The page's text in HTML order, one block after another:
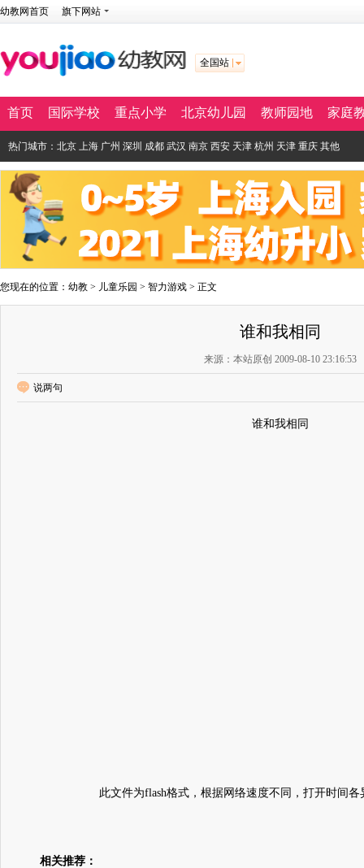
幼教网首页 旗下网站
全国站
首页 国际学校 重点小学 北京幼儿园 教师园地 家庭
热门城市： 北京 上海 广州 深圳 成都 武汉 南京 西安 天津 杭州 天津 重庆 其他
您现在的位置： 幼教 > 儿童乐园 > 智力游戏 > 正文
谁和我相同
来源：本站原创 2009-08-10 23:16:53
说两句
谁和我相同
此文件为flash格式，根据网络速度不同，打开时间
相关推荐：